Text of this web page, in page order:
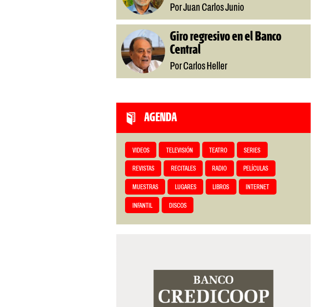
Por Juan Carlos Junio
Giro regresivo en el Banco
Central
Por Carlos Heller
AGENDA
VIDEOS TELEVISIÓN TEATRO SERIES
REVISTAS RECITALES RADIO PELÍCULAS
MUESTRAS LUGARES LIBROS INTERNET
INFANTIL DISCOS